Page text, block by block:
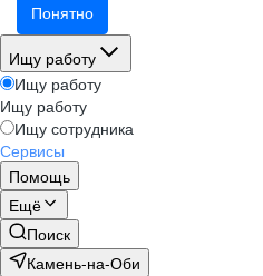
Понятно
Ищу работу
Ищу работу
Ищу работу
Ищу сотрудника
Сервисы
Помощь
Ещё
Поиск
Камень-на-Оби